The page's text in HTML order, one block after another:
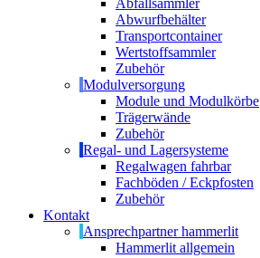
Abfallsammler
Abwurfbehälter
Transportcontainer
Wertstoffsammler
Zubehör
Modulversorgung
Module und Modulkörbe
Trägerwände
Zubehör
Regal- und Lagersysteme
Regalwagen fahrbar
Fachböden / Eckpfosten
Zubehör
Kontakt
Ansprechpartner hammerlit
Hammerlit allgemein